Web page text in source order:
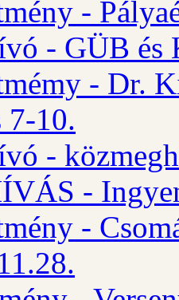
-
- GÜB és
- Dr.
7-10.
-
-
-